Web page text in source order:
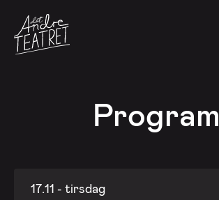
Program
17.11 - tirsdag